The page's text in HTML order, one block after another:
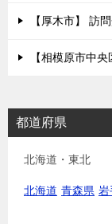
【厚木市】 訪
【相模原市中
都道府県
北海道・東北
北海道 青森県 岩